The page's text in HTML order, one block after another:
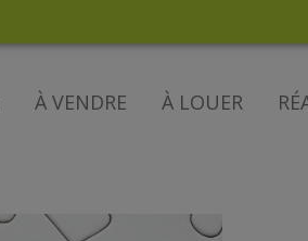
À VENDRE À LOUER